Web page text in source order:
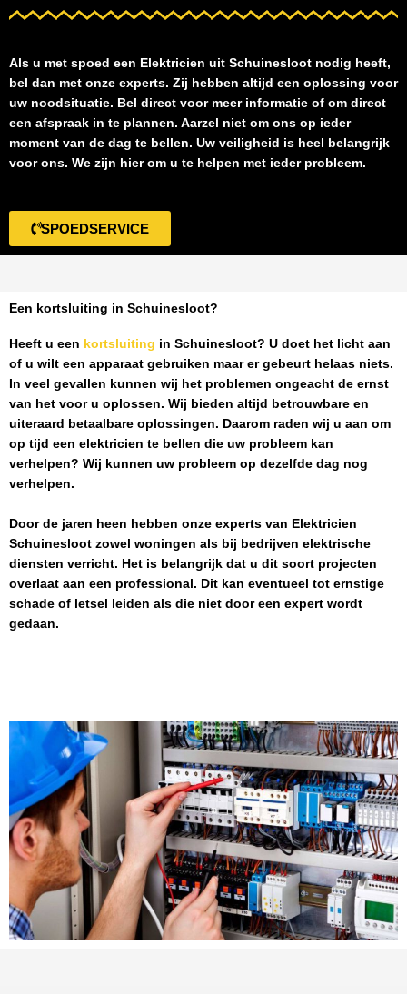
Als u met spoed een Elektricien uit Schuinesloot nodig heeft,
bel dan met onze experts. Zij hebben altijd een oplossing voor
uw noodsituatie. Bel direct voor meer informatie of om direct
een afspraak in te plannen. Aarzel niet om ons op ieder
moment van de dag te bellen. Uw veiligheid is heel belangrijk
voor ons. We zijn hier om u te helpen met ieder probleem.
SPOEDSERVICE
Een kortsluiting in Schuinesloot?
Heeft u een kortsluiting in Schuinesloot? U doet het licht aan
of u wilt een apparaat gebruiken maar er gebeurt helaas niets.
In veel gevallen kunnen wij het problemen ongeacht de ernst
van het voor u oplossen. Wij bieden altijd betrouwbare en
uiteraard betaalbare oplossingen. Daarom raden wij u aan om
op tijd een elektricien te bellen die uw probleem kan
verhelpen? Wij kunnen uw probleem op dezelfde dag nog
verhelpen.
Door de jaren heen hebben onze experts van Elektricien
Schuinesloot zowel woningen als bij bedrijven elektrische
diensten verricht. Het is belangrijk dat u dit soort projecten
overlaat aan een professional. Dit kan eventueel tot ernstige
schade of letsel leiden als die niet door een expert wordt
gedaan.